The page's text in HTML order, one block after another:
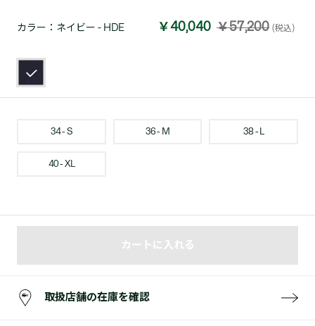
カラー： ネイビー - HDE ￥40,040 ￥57,200 (税込)
34 - S 36 - M 38 - L
40 - XL
カートに入れる
取扱店舗の在庫を確認